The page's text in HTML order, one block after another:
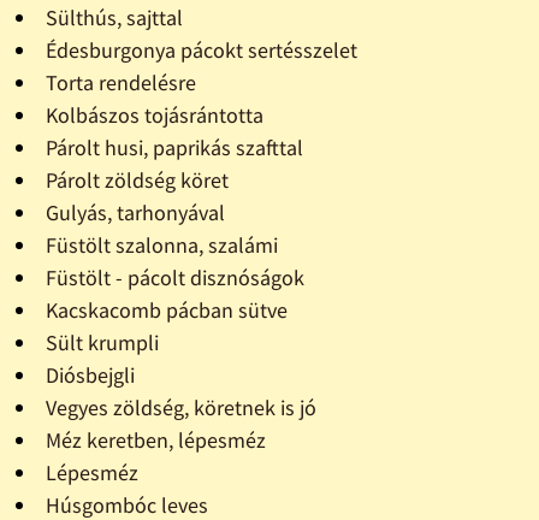
Sülthús, sajttal
Édesburgonya pácokt sertésszelet
Torta rendelésre
Kolbászos tojásrántotta
Párolt husi, paprikás szafttal
Párolt zöldség köret
Gulyás, tarhonyával
Füstölt szalonna, szalámi
Füstölt - pácolt disznóságok
Kacskacomb pácban sütve
Sült krumpli
Diósbejgli
Vegyes zöldség, köretnek is jó
Méz keretben, lépesméz
Lépesméz
Húsgombóc leves